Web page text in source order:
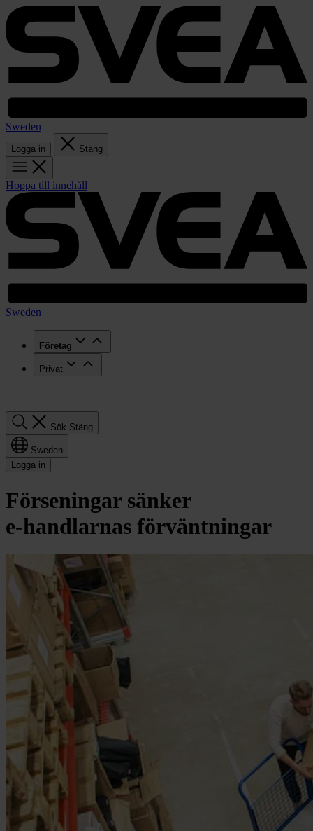
Sweden
Logga in Stäng
Hoppa till innehåll
Sweden
Företag
Privat
Sök Stäng
Sweden
Logga in
Förseningar sänker
e‑handlarnas förväntningar